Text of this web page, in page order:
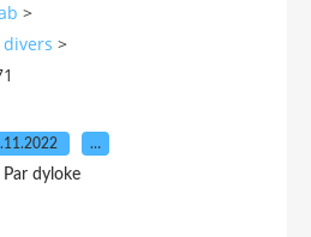
>
>
…
Par dyloke